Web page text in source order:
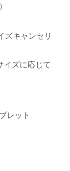
ズキャンセリ
イズに応じて
レット